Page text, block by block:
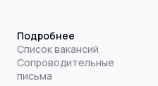
Подробнее
Список вакансий
Сопроводительные
письма